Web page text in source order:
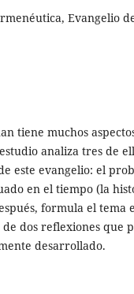
Evangelio
tiene muchos
analiza tres de
este evangelio: el
en el tiempo (la
formula el tema
dos reflexiones que
desarrollado.